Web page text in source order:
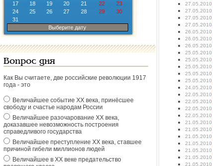
17
18 19 20 21 22
23
24
25 26 27 28 29
30
31
Выберите дату
Вопрос дня
Как Вы считаете, две российские революции 1917
года - это
Величайшее событие ХХ века, принёсшее
свободу и счастье народам России
Величайшее разочарование ХХ века,
доказавшее невозможность построения
справедливого государства
Величайшее преступление ХХ века, ставшее
причиной гибели миллионов людей
Величайшее в ХХ веке предательство
27.05.2010
27.05.2010
27.05.2010
27.05.2010
26.05.2010
26.05.2010
26.05.2010
25.05.2010
25.05.2010
25.05.2010
25.05.2010
25.05.2010
24.05.2010
22.05.2010
22.05.2010
22.05.2010
22.05.2010
21.05.2010
21.05.2010
21.05.2010
21.05.2010
21.05.2010
21.05.2010
21.05.2010